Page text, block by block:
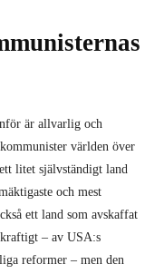
är allvarlig och
världen över
litet självständigt land
och mest
ett land som avskaffat
– av USA:s
reformer – men den